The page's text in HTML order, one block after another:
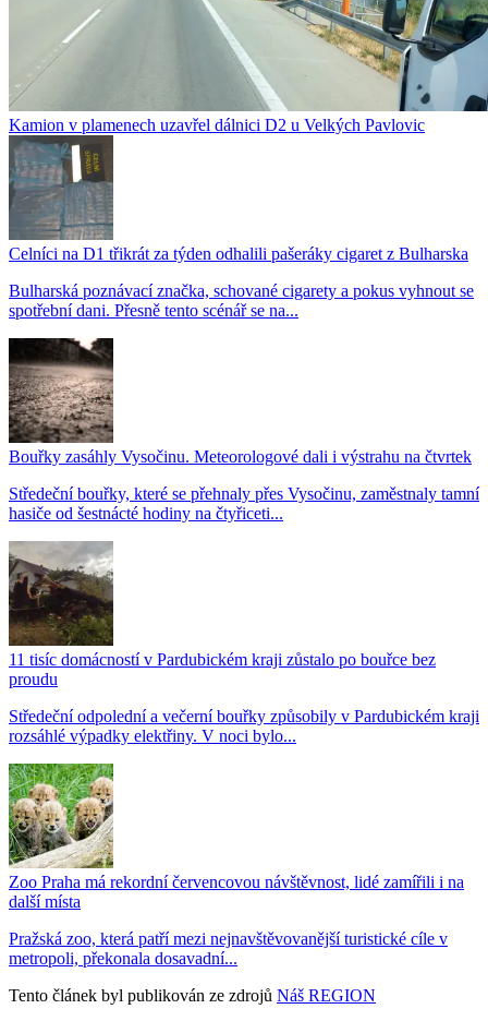
Kamion v plamenech uzavřel dálnici D2 u Velkých Pavlovic
Celníci na D1 třikrát za týden odhalili pašeráky cigaret z Bulharska
Bulharská poznávací značka, schované cigarety a pokus vyhnout se
spotřební dani. Přesně tento scénář se na...
Bouřky zasáhly Vysočinu. Meteorologové dali i výstrahu na čtvrtek
Středeční bouřky, které se přehnaly přes Vysočinu, zaměstnaly tamní
hasiče od šestnácté hodiny na čtyřiceti...
11 tisíc domácností v Pardubickém kraji zůstalo po bouřce bez
proudu
Středeční odpolední a večerní bouřky způsobily v Pardubickém kraji
rozsáhlé výpadky elektřiny. V noci bylo...
Zoo Praha má rekordní červencovou návštěvnost, lidé zamířili i na
další místa
Pražská zoo, která patří mezi nejnavštěvovanější turistické cíle v
metropoli, překonala dosavadní...
Tento článek byl publikován ze zdrojů Náš REGION